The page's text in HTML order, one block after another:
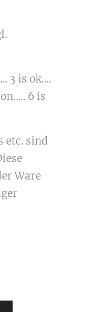
3 is ok....
6 is
etc. sind
Ware